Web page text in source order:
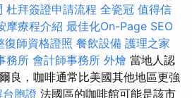
杜拜簽證申請流程 全瓷冠 值得信
摩療程介紹 最佳化On-Page SEO
復師資格證照 餐飲設備 護理之家
務所 會計師事務所 外燴 當地人認
良，咖啡通常比美國其他地區更強
胞證 法國區的咖啡館可能是該市